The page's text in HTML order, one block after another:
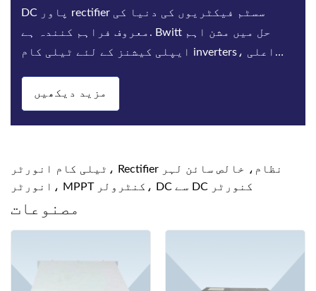
DC پاور rectifier سسٹم فیکٹریوں کی دنیا کی
معروف فراہم کنندہ ہے. Bwitt حل میں مشن اہم
ایپلی کیشنز کے لئے ٹیلی کام inverters، اعلی
مزید دیکھیں
ٹیلی کام انورٹر، Rectifier نظام، خالص سائن لہر
انورٹر، MPPT کنٹرولر، DC سے DC کنورٹر
مصنوعات